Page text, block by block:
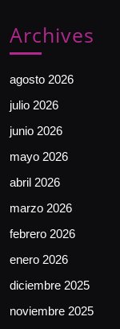
Archives
agosto 2026
julio 2026
junio 2026
mayo 2026
abril 2026
marzo 2026
febrero 2026
enero 2026
diciembre 2025
noviembre 2025